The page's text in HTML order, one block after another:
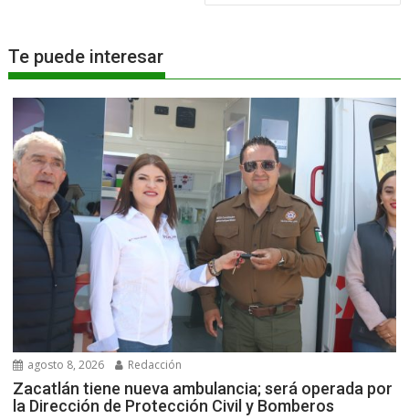
Te puede interesar
agosto 8, 2026 Redacción
Zacatlán tiene nueva ambulancia; será operada por
la Dirección de Protección Civil y Bomberos